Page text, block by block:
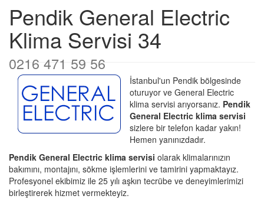
Pendik General Electric
Klima Servisi 34
0216 471 59 56
İstanbul'un Pendik bölgesinde
oturuyor ve General Electric
klima servisi arıyorsanız. Pendik
General Electric klima servisi
sizlere bir telefon kadar yakın!
Hemen yanınızdadır.
Pendik General Electric klima servisi olarak klimalarınızın
bakımını, montajını, sökme işlemlerini ve tamirini yapmaktayız.
Profesyonel ekibimiz ile 25 yılı aşkın tecrübe ve deneyimlerimizi
birleştirerek hizmet vermekteyiz.